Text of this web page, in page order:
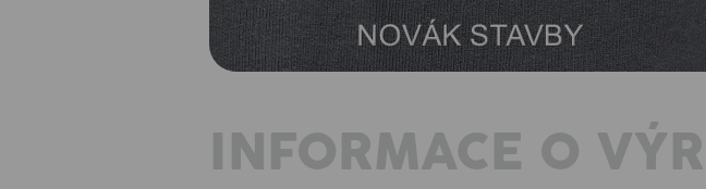
INFORMACE O